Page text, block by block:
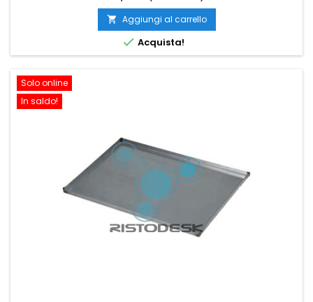
 Aggiungi al carrello
 Acquista!
Solo online
In saldo!